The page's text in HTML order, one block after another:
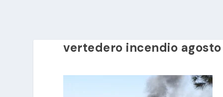
vertedero incendio